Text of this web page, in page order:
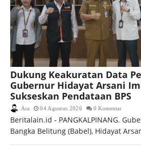
Dukung Keakuratan Data
Gubernur Hidayat Arsani
Sukseskan Pendataan BPS
Ara 04 Agustus 2026 0 Komentar
Beritalain.id - PANGKALPINANG.
Bangka Belitung (Babel), Hidayat